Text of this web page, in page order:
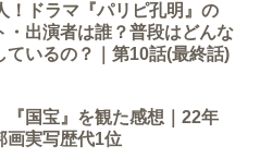
！ドラマ『パリピ孔明』の
・出演者は誰？普段はどんな
ているの？｜第10話(最終話)
『国宝』を観た感想｜22年
画実写歴代1位